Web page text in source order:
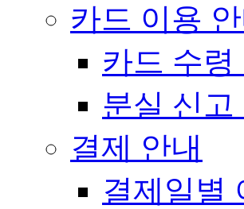
카드 이용
카드 수
분실 신고
결제 안내
결제일별